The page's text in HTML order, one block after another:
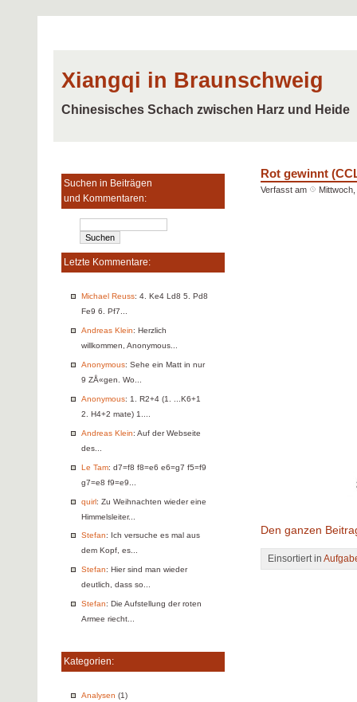
Xiangqi in Braunschweig
Chinesisches Schach zwischen Harz und Heide
Suchen in Beiträgen
und Kommentaren:
Letzte Kommentare:
Michael Reuss: 4. Ke4 Ld8 5. Pd8
Fe9 6. Pf7...
Andreas Klein: Herzlich
willkommen, Anonymous...
Anonymous: Sehe ein Matt in nur
9 ZÅ«gen. Wo...
Anonymous: 1. R2+4 (1. ...K6+1
2. H4+2 mate) 1....
Andreas Klein: Auf der Webseite
des...
Le Tam: d7=f8 f8=e6 e6=g7 f5=f9
g7=e8 f9=e9...
quirl: Zu Weihnachten wieder eine
Himmelsleiter...
Stefan: Ich versuche es mal aus
dem Kopf, es...
Stefan: Hier sind man wieder
deutlich, dass so...
Stefan: Die Aufstellung der roten
Armee riecht...
Kategorien:
Analysen (1)
Rot gewinnt
Verfasst am
Den ganzen
Einsortiert in